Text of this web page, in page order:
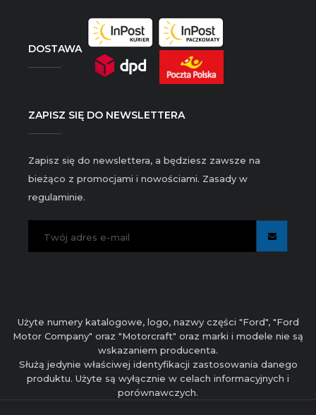
DOSTAWA
ZAPISZ SIĘ DO NEWSLETTERA
Zapisz się do newslettera, a będziesz zawsze na
bieżąco z promocjami i nowościami. Zasady w
regulaminie.
Użyte numery katalogowe, logo, nazwy części "Ford", "Ford
Motor Company" oraz "Motorcraft" oraz marki i modele nie są
wskazaniem producenta.
Służą jedynie właściwej identyfikacji zastosowania danego
produktu. Użyte są wyłącznie w celach informacyjnych i
porównawczych.